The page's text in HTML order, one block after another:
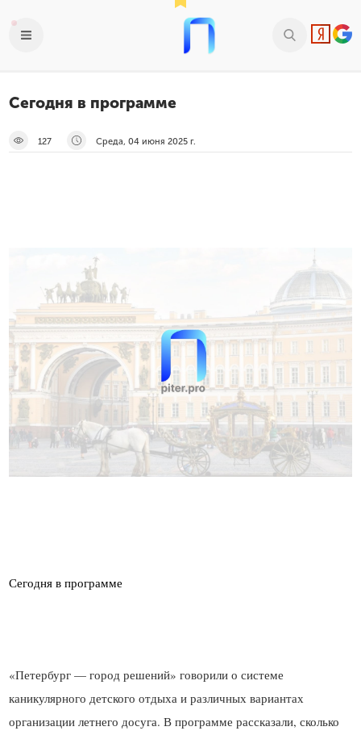
Сегодня в программе
127 Среда, 04 июня 2025 г.
«Петербург — город решений» говорили о системе
каникулярного детского отдыха и различных вариантах
организации летнего досуга. В программе рассказали, сколько